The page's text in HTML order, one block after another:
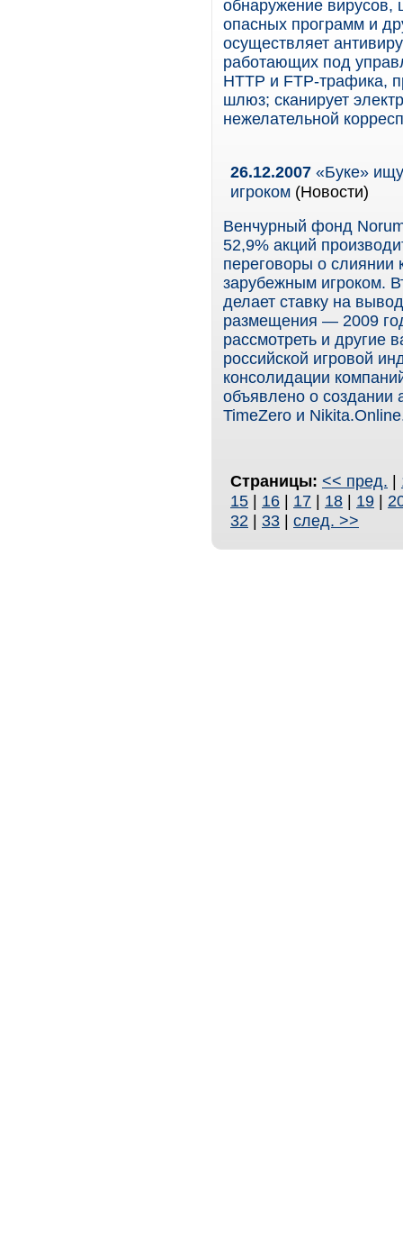
обнаружение вирусов,
опасных программ и
осуществляет
работающих под
HTTP и FTP-трафика,
шлюз; сканирует
нежелательной
26.12.2007 «Буке»
игроком (Новости)
Венчурный фонд
52,9% акций
переговоры о слиянии
зарубежным игроком.
делает ставку на
размещения — 2009
рассмотреть и другие
российской игровой
консолидации
объявлено о создании
TimeZero и
Страницы: << пред. |
15 | 16 | 17 | 18 | 19 |
32 | 33 | след. >>